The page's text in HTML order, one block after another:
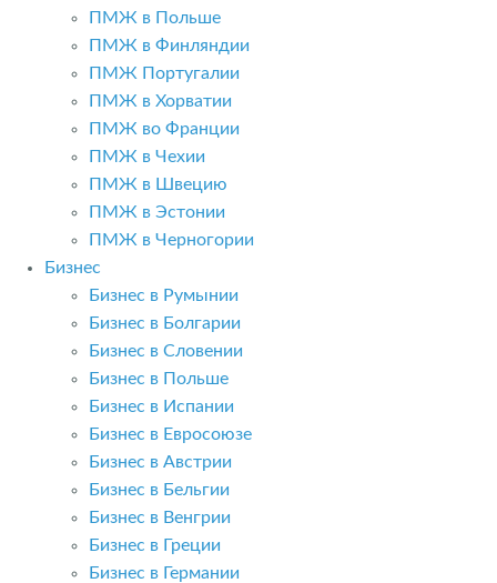
ПМЖ в Польше
ПМЖ в Финляндии
ПМЖ Португалии
ПМЖ в Хорватии
ПМЖ во Франции
ПМЖ в Чехии
ПМЖ в Швецию
ПМЖ в Эстонии
ПМЖ в Черногории
Бизнес
Бизнес в Румынии
Бизнес в Болгарии
Бизнес в Словении
Бизнес в Польше
Бизнес в Испании
Бизнес в Евросоюзе
Бизнес в Австрии
Бизнес в Бельгии
Бизнес в Венгрии
Бизнес в Греции
Бизнес в Германии